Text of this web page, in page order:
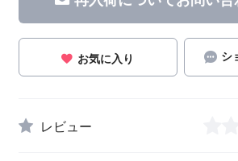
お気に入り シ
レビュー